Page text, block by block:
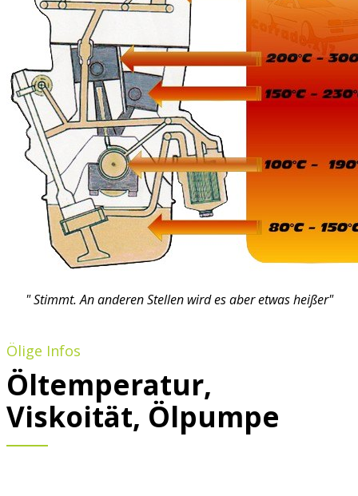
" Stimmt. An anderen Stellen wird es aber etwas heißer"
Ölige Infos
Öltemperatur,
Viskoität, Ölpumpe